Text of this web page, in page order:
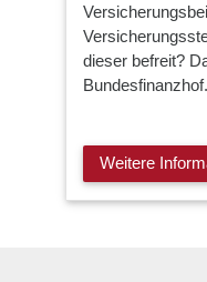
dieser befreit?
Weitere